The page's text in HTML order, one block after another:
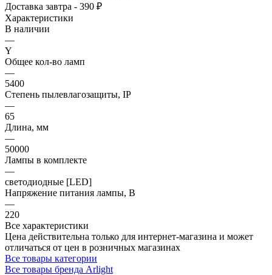
Доставка завтра - 390 ₽
Характеристики
В наличии
—
Y
Общее кол-во ламп
—
5400
Степень пылевлагозащиты, IP
—
65
Длина, мм
—
50000
Лампы в комплекте
—
светодиодные [LED]
Напряжение питания лампы, В
—
220
Все характеристики
Цена действительна только для интернет-магазина и может
отличаться от цен в розничных магазинах
Все товары категории
Все товары бренда Arlight